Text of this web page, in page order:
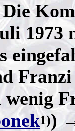
wenig
1))